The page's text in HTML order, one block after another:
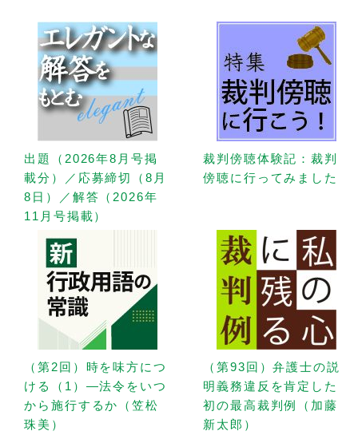
出題（2026年8月号掲
載分）／応募締切（8月
8日）／解答（2026年
11月号掲載）
裁判傍聴体験記：裁判
傍聴に行ってみました
（第2回）時を味方につ
ける（1）—法令をいつ
から施行するか（笠松
珠美）
（第93回）弁護士の説
明義務違反を肯定した
初の最高裁判例（加藤
新太郎）